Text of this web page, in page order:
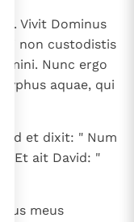
Vivit Dominus
non custodistis
Nunc ergo
aquae, qui
et dixit: " Num
Et ait David: "
meus